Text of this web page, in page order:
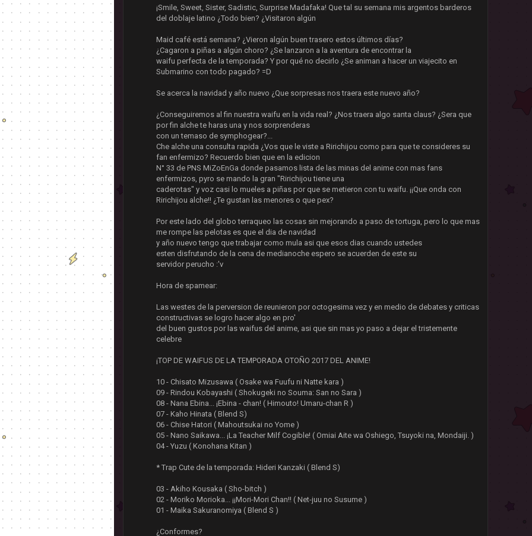
¡Smile, Sweet, Sister, Sadistic, Surprise Madafaka! Que tal su semana mis argentos barderos
del doblaje latino ¿Todo bien? ¿Visitaron algún
Maid café está semana? ¿Vieron algún buen trasero estos últimos días?
¿Cagaron a piñas a algún choro? ¿Se lanzaron a la aventura de encontrar la
waifu perfecta de la temporada? Y por qué no decirlo ¿Se animan a hacer un viajecito en
Submarino con todo pagado? =D
Se acerca la navidad y año nuevo ¿Que sorpresas nos traera este nuevo año?
¿Conseguiremos al fin nuestra waifu en la vida real? ¿Nos traera algo santa claus? ¿Sera que
por fin alche te haras una y nos sorprenderas
con un temaso de symphogear?...
Che alche una consulta rapida ¿Vos que le viste a Ririchijou como para que te consideres su
fan enfermizo? Recuerdo bien que en la edicion
N° 33 de PNS MiZoEnGa donde pasamos lista de las minas del anime con mas fans
enfermizos, pyro se mando la gran "Ririchijou tiene una
caderotas" y voz casi lo mueles a piñas por que se metieron con tu waifu. ¡¡Que onda con
Ririchijou alche!! ¿Te gustan las menores o que pex?
Por este lado del globo terraqueo las cosas sin mejorando a paso de tortuga, pero lo que mas
me rompe las pelotas es que el dia de navidad
y año nuevo tengo que trabajar como mula asi que esos dias cuando ustedes
esten disfrutando de la cena de medianoche espero se acuerden de este su
servidor perucho :'v
Hora de spamear:
Las westes de la perversion de reunieron por octogesima vez y en medio de debates y criticas
constructivas se logro hacer algo en pro'
del buen gustos por las waifus del anime, asi que sin mas yo paso a dejar el tristemente
celebre
¡TOP DE WAIFUS DE LA TEMPORADA OTOÑO 2017 DEL ANIME!
10 - Chisato Mizusawa ( Osake wa Fuufu ni Natte kara )
09 - Rindou Kobayashi ( Shokugeki no Souma: San no Sara )
08 - Nana Ebina... ¡Ebina - chan! ( Himouto! Umaru-chan R )
07 - Kaho Hinata ( Blend S)
06 - Chise Hatori ( Mahoutsukai no Yome )
05 - Nano Saikawa... ¡La Teacher Milf Cogible! ( Omiai Aite wa Oshiego, Tsuyoki na, Mondaiji. )
04 - Yuzu ( Konohana Kitan )
* Trap Cute de la temporada: Hideri Kanzaki ( Blend S)
03 - Akiho Kousaka ( Sho-bitch )
02 - Moriko Morioka... ¡¡Mori-Mori Chan!! ( Net-juu no Susume )
01 - Maika Sakuranomiya ( Blend S )
¿Conformes?